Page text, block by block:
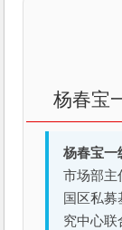
杨春宝
杨春宝一
市场部主
国区私
究中心联